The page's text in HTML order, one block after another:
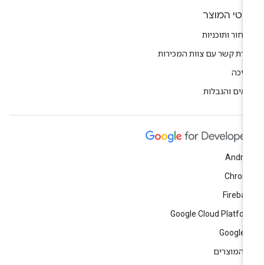
המוצר
ותוכניות
קשר עם צוות המכירות
והגבלות
Google Cloud
Google
המוצרים